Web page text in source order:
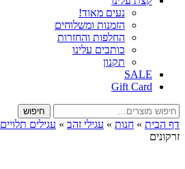
נעים מאוד!
הזמנות ומשלוחים
החלפות והחזרות
כותבים עלינו
תקנון
SALE
Gift Card
חיפוש
עבור:
חיפוש
דף הבית » חנות » עגילי זהב » עגילים תלויים
זרקונים